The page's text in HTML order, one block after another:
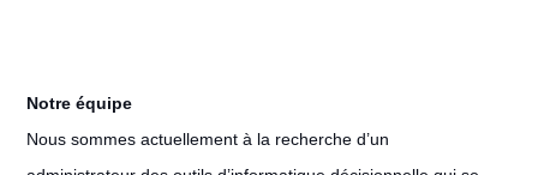
Notre équipe
Nous sommes actuellement à la recherche d’un